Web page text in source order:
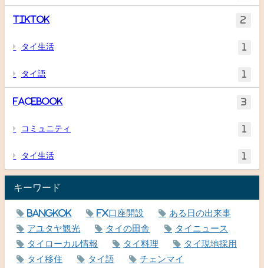
TikTok 2
タイ生活 1
タイ語 1
Facebook 3
コミュニティ 1
タイ生活 1
キーワード
Bangkok FX口座開設
ある日の出来事
アユタヤ観光
タイの田舎
タイニュース
タイローカル情報
タイ料理
タイ現地採用
タイ移住
タイ語 チェンマイ